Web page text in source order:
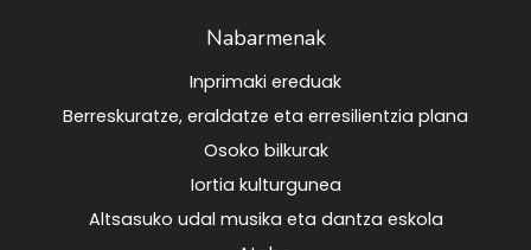
Nabarmenak
Inprimaki ereduak
Berreskuratze, eraldatze eta erresilientzia plana
Osoko bilkurak
Iortia kulturgunea
Altsasuko udal musika eta dantza eskola